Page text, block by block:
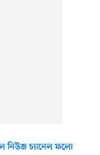
নিউজ চ্যানেল ফলো